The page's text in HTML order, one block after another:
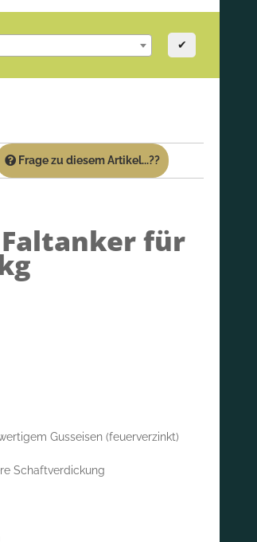
✔
Frage zu diesem Artikel...??
für
Gusseisen (feuerverzinkt)
Schaftverdickung